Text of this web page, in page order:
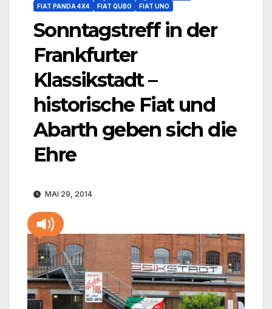
FIAT PANDA 4X4
FIAT QUBO FIAT UNO
Sonntagstreff in der
Frankfurter
Klassikstadt –
historische Fiat und
Abarth geben sich die
Ehre
MAI 29, 2014